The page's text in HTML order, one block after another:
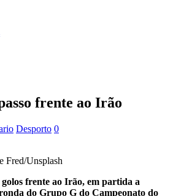
frente ao Irão
Desporto 0
Fred/Unsplash
frente ao Irão, em partida a
do Grupo G do Campeonato do